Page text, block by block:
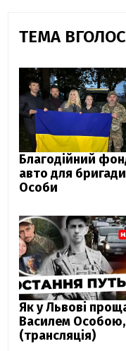
ТЕМА ВГОЛОС
Благодійний
авто для
Особи
Як у Львові
Василем Особою,
(трансляція)